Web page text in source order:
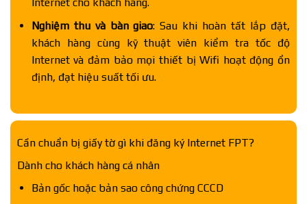
Nghiệm thu và bàn giao: Sau khi hoàn tất lắp đặt,
khách hàng cùng kỹ thuật viên kiểm tra tốc độ
Internet và đảm bảo mọi thiết bị Wifi hoạt động ổn
định, đạt hiệu suất tối ưu.
Cần chuẩn bị giấy tờ gì khi đăng ký Internet FPT?
Dành cho khách hàng cá nhân
Bản gốc hoặc bản sao công chứng CCCD